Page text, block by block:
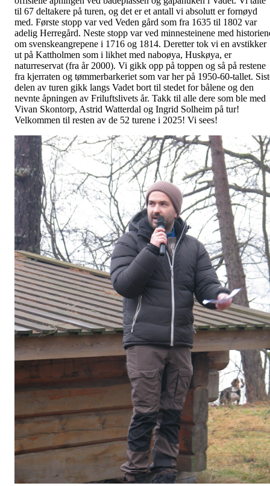
til 67 deltakere på turen, og det er et antall vi absolutt er fornøyd
med. Første stopp var ved Veden gård som fra 1635 til 1802 var
adelig Herregård. Neste stopp var ved minnesteinene med
om svenskeangrepene i 1716 og 1814. Deretter tok vi en avstikker
ut på Kattholmen som i likhet med naboøya, Huskøya, er
naturreservat (fra år 2000). Vi gikk opp på toppen og så på restene
fra kjerraten og tømmerbarkeriet som var her på 1950-60-tallet.
delen av turen gikk langs Vadet bort til stedet for bålene og den
nevnte åpningen av Friluftslivets år. Takk til alle dere som ble med
Vivan Skontorp, Astrid Watterdal og Ingrid Solheim på tur!
Velkommen til resten av de 52 turene i 2025! Vi sees!